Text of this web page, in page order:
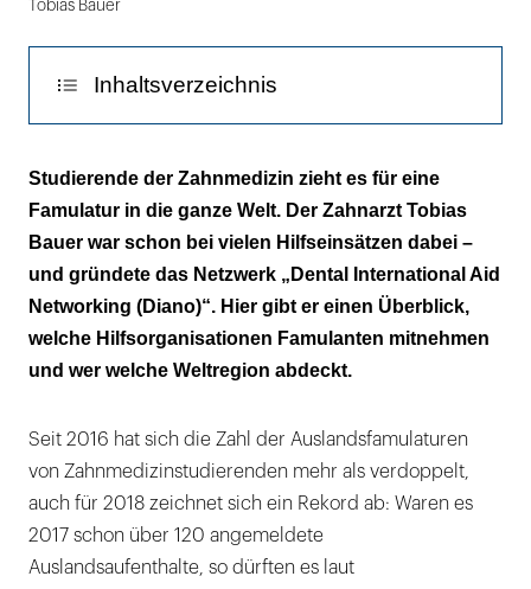
Tobias Bauer
Inhaltsverzeichnis
Fast alle Heimkehrer schwärmen
Ein Auslandseinsatz lohnt sich immer
Anlaufstellen
Studierende der Zahnmedizin zieht es für eine
Famulatur in die ganze Welt. Der Zahnarzt Tobias
Bauer war schon bei vielen Hilfseinsätzen dabei –
und gründete das Netzwerk „Dental International Aid
Networking (Diano)“. Hier gibt er einen Überblick,
welche Hilfsorganisationen Famulanten mitnehmen
und wer welche Weltregion abdeckt.
Seit 2016 hat sich die Zahl der Auslandsfamulaturen
von Zahnmedizinstudierenden mehr als verdoppelt,
auch für 2018 zeichnet sich ein Rekord ab: Waren es
2017 schon über 120 angemeldete
Auslandsaufenthalte, so dürften es laut